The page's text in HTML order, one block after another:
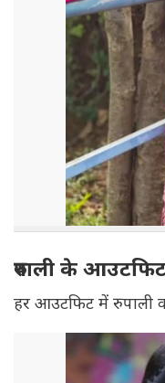
रुपाली के
हर आउटफिट में रुपाली